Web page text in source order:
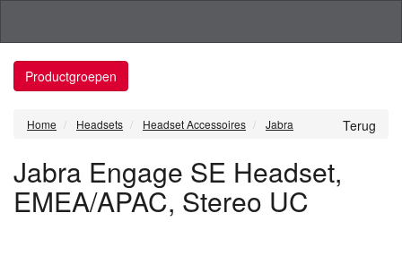
Productgroepen
Terug
Home Headsets Headset Accessoires Jabra
Jabra Engage SE Headset,
EMEA/APAC, Stereo UC